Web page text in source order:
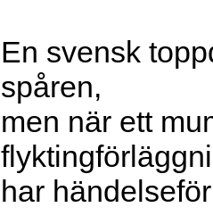
En svensk
spåren,
men när ett
har